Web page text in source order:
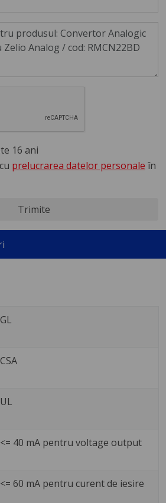
16 ani
prelucrarea datelor personale în
Trimite
GL
CSA
UL
<= 40 mA pentru voltage output
<= 60 mA pentru curent de iesire